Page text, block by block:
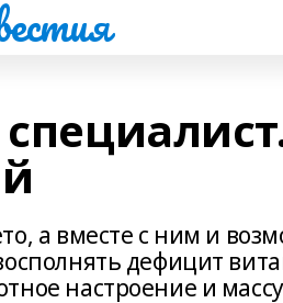
а вместе с ним и
дефицит
настроение и